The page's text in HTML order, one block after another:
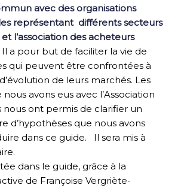
avec des organisations
représentant différents secteurs
l’association des acheteurs
Il a pour but de faciliter la vie de
qui peuvent être confrontées à
de leurs marchés. Les
avons eus avec l’Association
nous ont permis de clarifier un
d’hypothèses que nous avons
dans ce guide. Il sera mis à
dans le guide, grâce à la
de Françoise Vergriète-